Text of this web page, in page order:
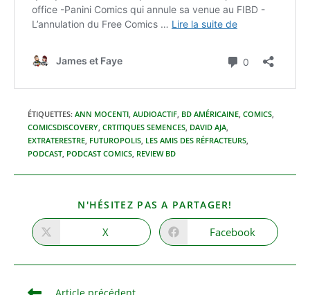
ÉTIQUETTES: ANN MOCENTI, AUDIOACTIF, BD AMÉRICAINE, COMICS,
COMICSDISCOVERY, CRTITIQUES SEMENCES, DAVID AJA,
EXTRATERESTRE, FUTUROPOLIS, LES AMIS DES RÉFRACTEURS,
PODCAST, PODCAST COMICS, REVIEW BD
N'HÉSITEZ PAS A PARTAGER!
CONTENU
Ouvrir
dans
autre
X Ouvrir
dans
autre
Facebook
Read